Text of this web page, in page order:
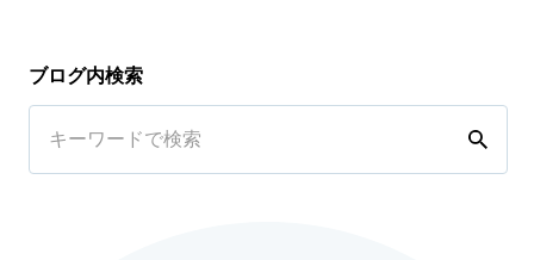
ブログ内検索